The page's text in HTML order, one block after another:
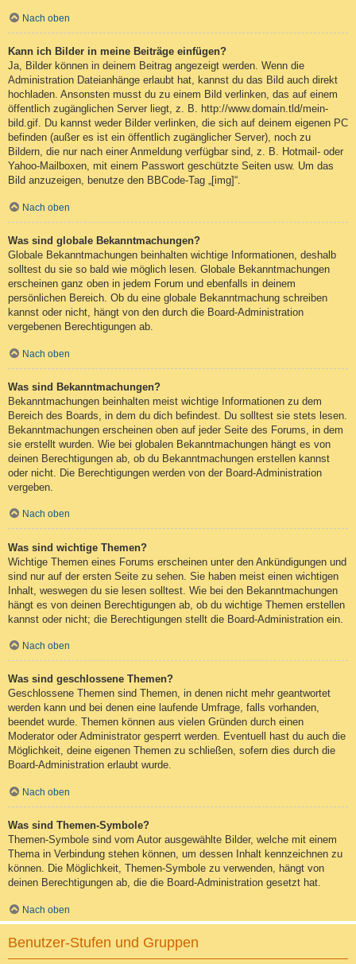
Nach oben
Kann ich Bilder in meine Beiträge einfügen?
Ja, Bilder können in deinem Beitrag angezeigt werden. Wenn die
Administration Dateianhänge erlaubt hat, kannst du das Bild auch direkt
hochladen. Ansonsten musst du zu einem Bild verlinken, das auf einem
öffentlich zugänglichen Server liegt, z. B. http://www.domain.tld/mein-
bild.gif. Du kannst weder Bilder verlinken, die sich auf deinem eigenen PC
befinden (außer es ist ein öffentlich zugänglicher Server), noch zu
Bildern, die nur nach einer Anmeldung verfügbar sind, z. B. Hotmail- oder
Yahoo-Mailboxen, mit einem Passwort geschützte Seiten usw. Um das
Bild anzuzeigen, benutze den BBCode-Tag „[img]“.
Nach oben
Was sind globale Bekanntmachungen?
Globale Bekanntmachungen beinhalten wichtige Informationen, deshalb
solltest du sie so bald wie möglich lesen. Globale Bekanntmachungen
erscheinen ganz oben in jedem Forum und ebenfalls in deinem
persönlichen Bereich. Ob du eine globale Bekanntmachung schreiben
kannst oder nicht, hängt von den durch die Board-Administration
vergebenen Berechtigungen ab.
Nach oben
Was sind Bekanntmachungen?
Bekanntmachungen beinhalten meist wichtige Informationen zu dem
Bereich des Boards, in dem du dich befindest. Du solltest sie stets lesen.
Bekanntmachungen erscheinen oben auf jeder Seite des Forums, in dem
sie erstellt wurden. Wie bei globalen Bekanntmachungen hängt es von
deinen Berechtigungen ab, ob du Bekanntmachungen erstellen kannst
oder nicht. Die Berechtigungen werden von der Board-Administration
vergeben.
Nach oben
Was sind wichtige Themen?
Wichtige Themen eines Forums erscheinen unter den Ankündigungen und
sind nur auf der ersten Seite zu sehen. Sie haben meist einen wichtigen
Inhalt, weswegen du sie lesen solltest. Wie bei den Bekanntmachungen
hängt es von deinen Berechtigungen ab, ob du wichtige Themen erstellen
kannst oder nicht; die Berechtigungen stellt die Board-Administration ein.
Nach oben
Was sind geschlossene Themen?
Geschlossene Themen sind Themen, in denen nicht mehr geantwortet
werden kann und bei denen eine laufende Umfrage, falls vorhanden,
beendet wurde. Themen können aus vielen Gründen durch einen
Moderator oder Administrator gesperrt werden. Eventuell hast du auch die
Möglichkeit, deine eigenen Themen zu schließen, sofern dies durch die
Board-Administration erlaubt wurde.
Nach oben
Was sind Themen-Symbole?
Themen-Symbole sind vom Autor ausgewählte Bilder, welche mit einem
Thema in Verbindung stehen können, um dessen Inhalt kennzeichnen zu
können. Die Möglichkeit, Themen-Symbole zu verwenden, hängt von
deinen Berechtigungen ab, die die Board-Administration gesetzt hat.
Nach oben
Benutzer-Stufen und Gruppen